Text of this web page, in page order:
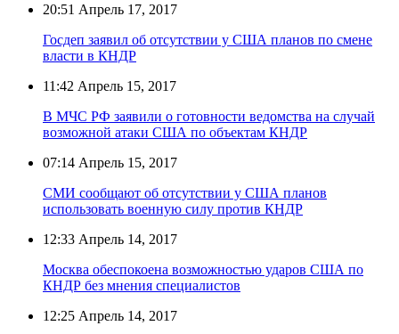
20:51 Апрель 17, 2017
Госдеп заявил об отсутствии у США планов по смене
власти в КНДР
11:42 Апрель 15, 2017
В МЧС РФ заявили о готовности ведомства на случай
возможной атаки США по объектам КНДР
07:14 Апрель 15, 2017
СМИ сообщают об отсутствии у США планов
использовать военную силу против КНДР
12:33 Апрель 14, 2017
Москва обеспокоена возможностью ударов США по
КНДР без мнения специалистов
12:25 Апрель 14, 2017